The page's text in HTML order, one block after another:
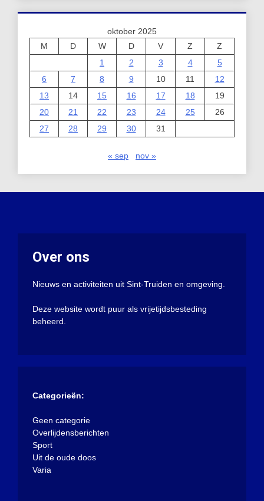
oktober 2025
M
D W D V Z
Z
1
2 3 4
5
6
7 8 9 10 11
12
13
14 15 16 17 18
19
20
21 22 23 24 25
26
27
28 29 30 31
« sep nov »
Over ons
Nieuws en activiteiten uit Sint-Truiden en omgeving.
Deze website wordt puur als vrijetijdsbesteding
beheerd.
Categorieën:
Geen categorie
Overlijdensberichten
Sport
Uit de oude doos
Varia